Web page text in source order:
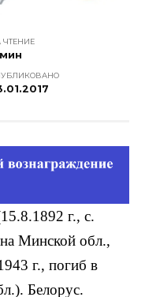
ЧТЕНИЕ
г., с.
Минской обл.,
г., погиб в
Белорус.